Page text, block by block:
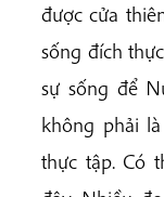
được cửa
sống đích
sự sống để
không phải
thực tập. Có